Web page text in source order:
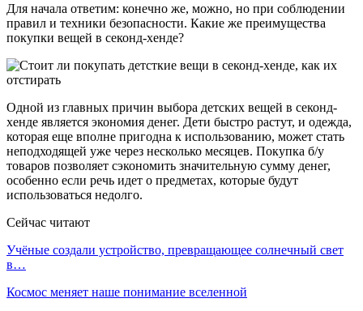
Для начала ответим: конечно же, можно, но при соблюдении
правил и техники безопасности. Какие же преимущества
покупки вещей в секонд-хенде?
Одной из главных причин выбора детских вещей в секонд-
хенде является экономия денег. Дети быстро растут, и одежда,
которая еще вполне пригодна к использованию, может стать
неподходящей уже через несколько месяцев. Покупка б/у
товаров позволяет сэкономить значительную сумму денег,
особенно если речь идет о предметах, которые будут
использоваться недолго.
Сейчас читают
Учёные создали устройство, превращающее солнечный свет
в…
Космос меняет наше понимание вселенной